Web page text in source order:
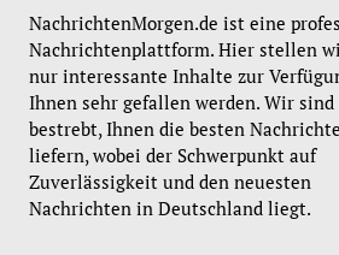
NachrichtenMorgen.de ist eine
Nachrichtenplattform. Hier stellen
nur interessante Inhalte zur
Ihnen sehr gefallen werden. Wir sind
bestrebt, Ihnen die besten
liefern, wobei der Schwerpunkt auf
Zuverlässigkeit und den neuesten
Nachrichten in Deutschland liegt.